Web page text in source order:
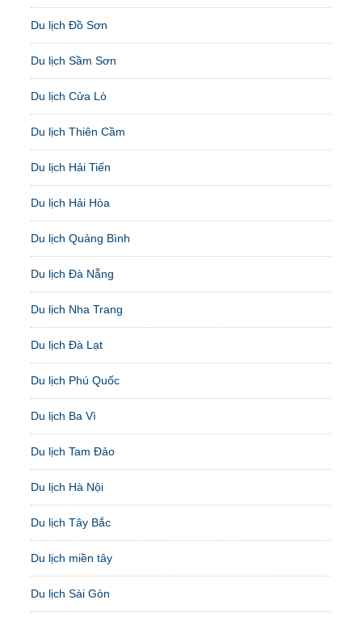
Du lịch Đồ Sơn
Du lịch Sầm Sơn
Du lịch Cửa Lò
Du lịch Thiên Cầm
Du lịch Hải Tiến
Du lịch Hải Hòa
Du lịch Quảng Bình
Du lịch Đà Nẵng
Du lịch Nha Trang
Du lịch Đà Lạt
Du lịch Phú Quốc
Du lịch Ba Vì
Du lịch Tam Đảo
Du lịch Hà Nội
Du lịch Tây Bắc
Du lịch miền tây
Du lịch Sài Gòn